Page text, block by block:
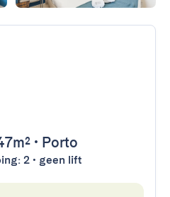
• Porto
2 • geen lift